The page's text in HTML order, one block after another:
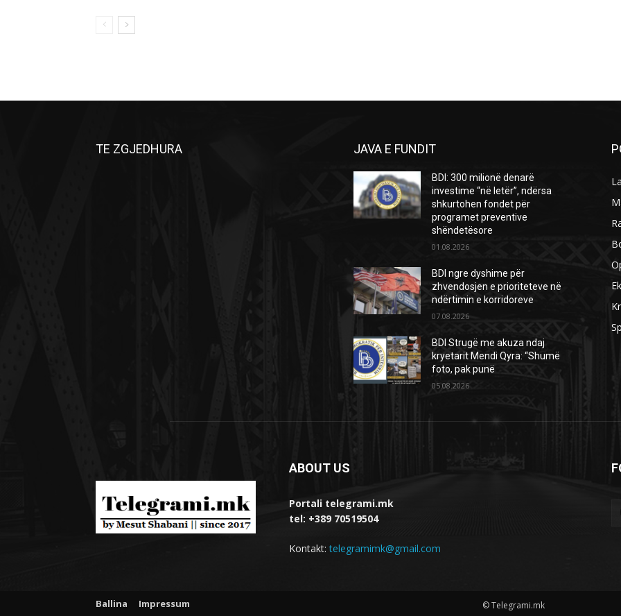
TE ZGJEDHURA JAVA E FUNDIT
BDI: 300 milionë denarë
investime “në letër”, ndërsa
shkurtohen fondet për
programet preventive
shëndetësore
01.08.2026
BDI ngre dyshime për
zhvendosjen e prioriteteve në
ndërtimin e korridoreve
07.08.2026
BDI Strugë me akuza ndaj
kryetarit Mendi Qyra: “Shumë
foto, pak punë
05.08.2026
ABOUT US
Portali telegrami.mk
tel: +389 70519504
Kontakt:telegramimk@gmail.com
Ballina Impressum © Telegrami.mk